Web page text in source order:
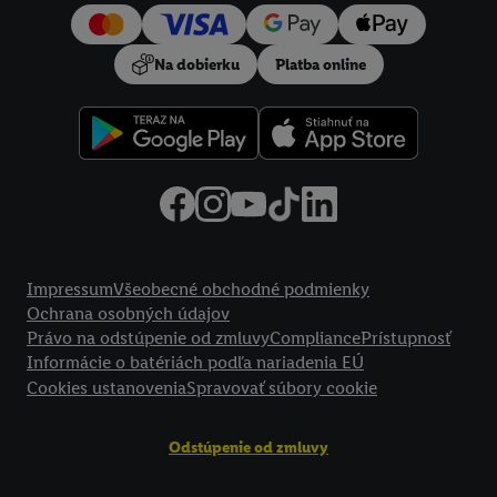
Na dobierku Platba online
ImpressumVšeobecné obchodné podmienky
Ochrana osobných údajov
Právo na odstúpenie od zmluvyCompliancePrístupnosť
Informácie o batériách podľa nariadenia EÚ
Cookies ustanoveniaSpravovať súbory cookie
Odstúpenie od zmluvy
používanie potrebných technológií. Kliknutím na "Súhlasím
vyjadríte súhlas so spracúvaním na všetky vyššie uvedené účely.
Ďalšie informácie vrátane informácií o dobe uchovávania
údajov a Vašom práve kedykoľvek odvolať súhlas s účinnosťou
do budúcnosti nájdete v našich
zásadách ochrany osobných
.Imprint nájdete tu.